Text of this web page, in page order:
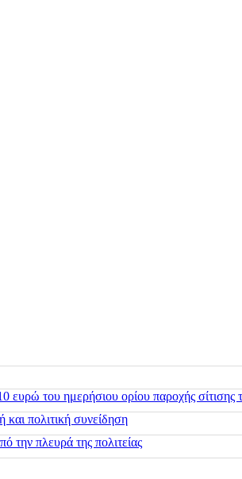
ευρώ του ημερήσιου ορίου παροχής σίτισης
πολιτική συνείδηση
την πλευρά της πολιτείας